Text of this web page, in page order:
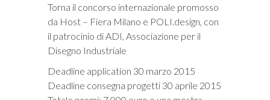
Torna il concorso internazionale promosso
da Host – Fiera Milano e POLI.design, con
il patrocinio di ADI, Associazione per il
Disegno Industriale
Deadline application 30 marzo 2015
Deadline consegna progetti 30 aprile 2015